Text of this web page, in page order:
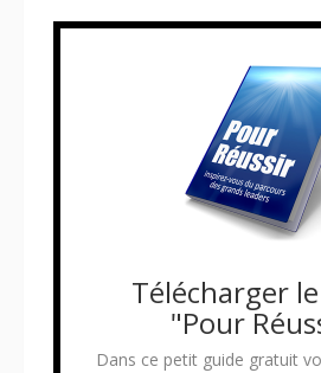
Télécharger
"Pour
Dans ce petit guide gratuit